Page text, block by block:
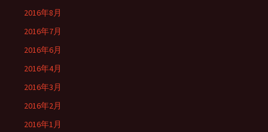
2016年8月
2016年7月
2016年6月
2016年4月
2016年3月
2016年2月
2016年1月